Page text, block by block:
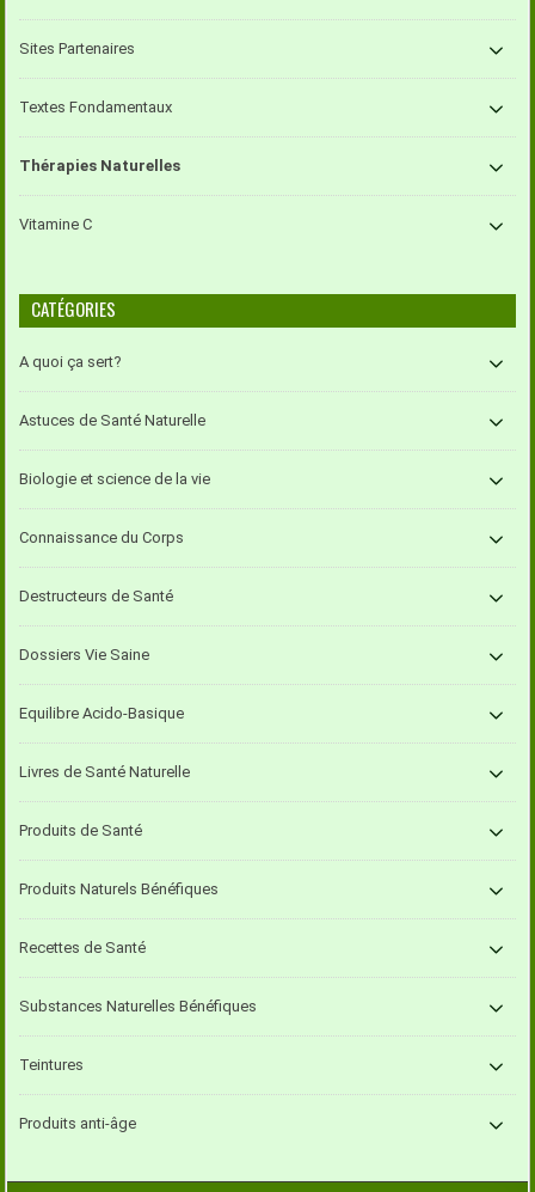
Sites Partenaires
Textes Fondamentaux
Thérapies Naturelles
Vitamine C
CATÉGORIES
A quoi ça sert?
Astuces de Santé Naturelle
Biologie et science de la vie
Connaissance du Corps
Destructeurs de Santé
Dossiers Vie Saine
Equilibre Acido-Basique
Livres de Santé Naturelle
Produits de Santé
Produits Naturels Bénéfiques
Recettes de Santé
Substances Naturelles Bénéfiques
Teintures
Produits anti-âge